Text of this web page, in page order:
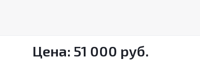
Цена: 51 000 руб.